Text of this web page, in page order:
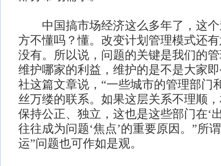
中国搞市场经济这么多年了，这个
方不懂吗？懂。改变计划管理模式还
没有。所以说，问题的关键是我们的
维护哪家的利益，维护的是不是大家
社这篇文章说，“一些城市的管理部门
丝万缕的联系。如果这层关系不理顺
保持公正、独立，这也是这些部门在‘
往往成为问题‘焦点’的重要原因。”所
运”问题也可作如是观。